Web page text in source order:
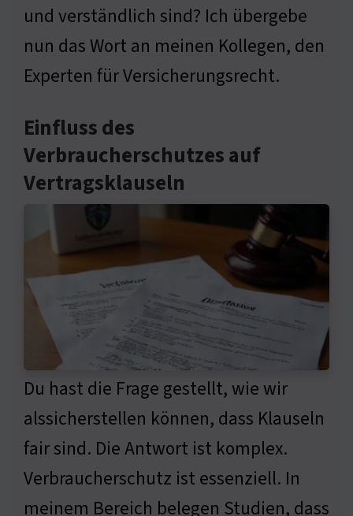
und verständlich sind? Ich übergebe
nun das Wort an meinen Kollegen, den
Experten für Versicherungsrecht.
Einfluss des
Verbraucherschutzes auf
Vertragsklauseln
Du hast die Frage gestellt, wie wir
alssicherstellen können, dass Klauseln
fair sind. Die Antwort ist komplex.
Verbraucherschutz ist essenziell. In
meinem Bereich belegen Studien, dass